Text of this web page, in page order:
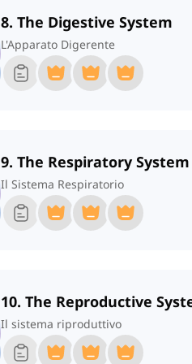
8. The Digestive System
L'Apparato Digerente
9. The Respiratory System
Il Sistema Respiratorio
10. The Reproductive
Il sistema riproduttivo